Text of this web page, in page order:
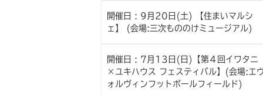
開催日 : 9月20日(土) 【住まいマルシ
ェ】 (会場:三次もののけミュージアル)
開催日 : 7月13日(日)【第４回イワタニ
×ユキハウス フェスティバル】(会場:エヴ
ォルヴィンフットボールフィールド)